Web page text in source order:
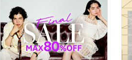
スーツ・フォーマル
水着・スイムグッズ
着物・浴衣・和装小物